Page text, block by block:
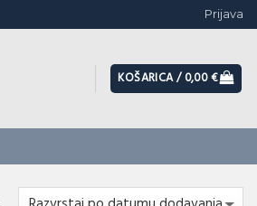
Prijava
KOŠARICA /0,00€